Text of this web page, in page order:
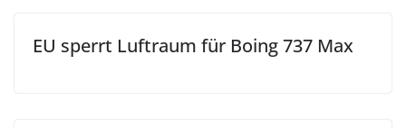
EU sperrt Luftraum für Boing 737 Max